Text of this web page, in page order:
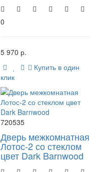
0
5 970 р.
Купить в один
клик
720535
Дверь межкомнатная
Лотос-2 со стеклом
цвет Dark Barnwood